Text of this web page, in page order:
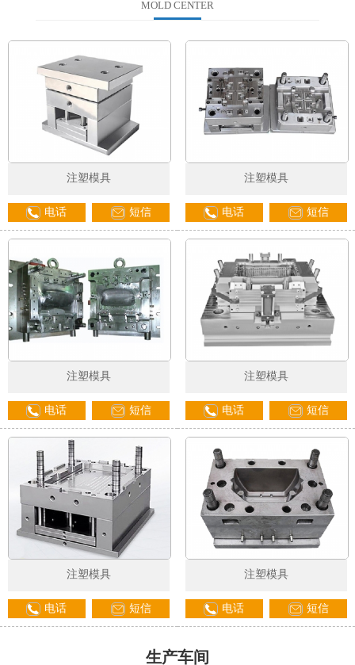
MOLD CENTER
注塑模具
电话 短信
注塑模具
电话 短信
注塑模具
电话 短信
注塑模具
电话 短信
注塑模具
电话 短信
注塑模具
电话 短信
生产车间